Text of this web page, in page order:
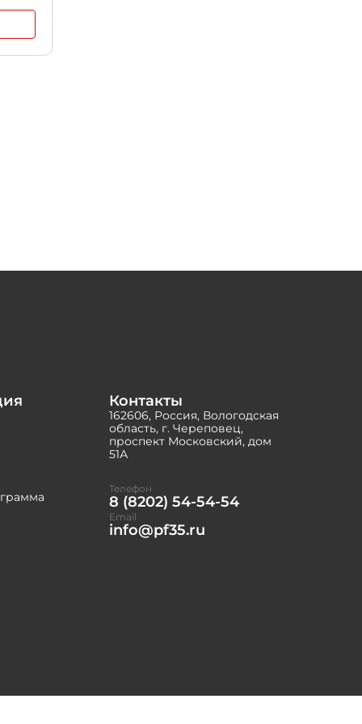
Контакты
162606, Россия, Вологодская
область, г. Череповец,
проспект Московский, дом
51А
Телефон
8 (8202) 54-54-54
Email
info@pf35.ru